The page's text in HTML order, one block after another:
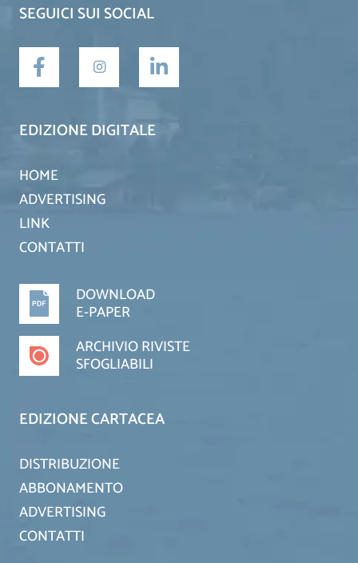
SEGUICI SUI SOCIAL
EDIZIONE DIGITALE
HOME
ADVERTISING
LINK
CONTATTI
DOWNLOAD
E-PAPER
ARCHIVIO RIVISTE
SFOGLIABILI
EDIZIONE CARTACEA
DISTRIBUZIONE
ABBONAMENTO
ADVERTISING
CONTATTI